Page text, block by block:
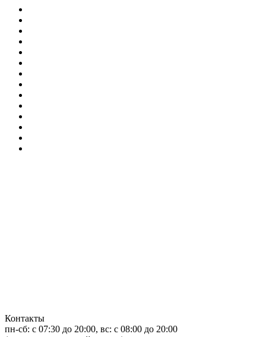
Контакты
пн-сб: c 07:30 до 20:00, вс: с 08:00 до 20:00